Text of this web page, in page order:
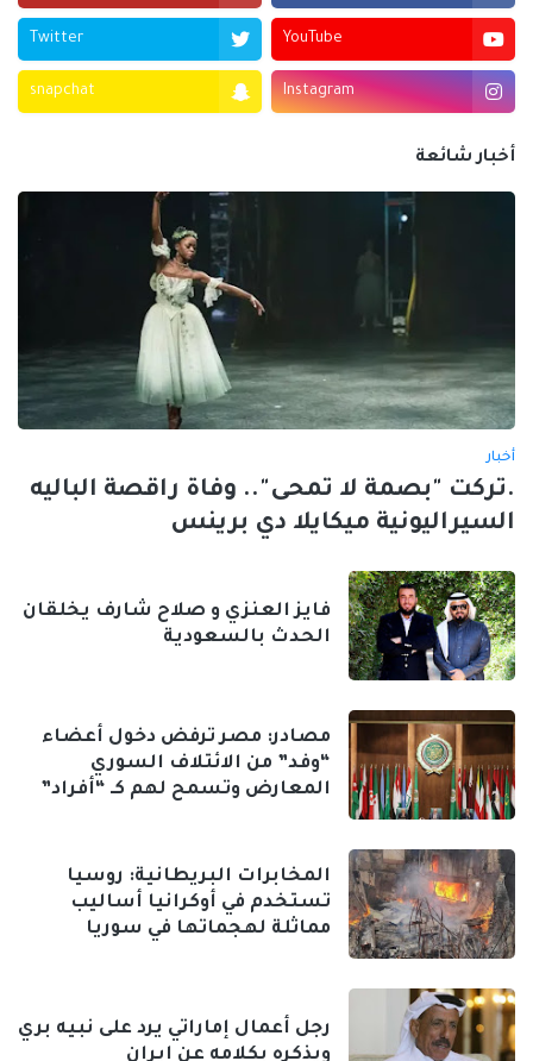
YouTube
Twitter
Instagram
snapchat
أخبار شائعة
أخبار
.تركت "بصمة لا تمحى".. وفاة راقصة الباليه
السيراليونية ميكايلا دي برينس
فايز العنزي و صلاح شارف يخلقان
الحدث بالسعودية
مصادر: مصر ترفض دخول أعضاء
“وفد” من الائتلاف السوري
المعارض وتسمح لهم كـ “أفراد”
المخابرات البريطانية: روسيا
تستخدم في أوكرانيا أساليب
مماثلة لهجماتها في سوريا
رجل أعمال إماراتي يرد على نبيه بري
ويذكره بكلامه عن إيران